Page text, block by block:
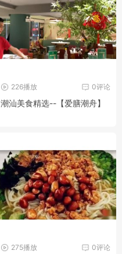
0评论
226播放
潮汕美食精选--【爱膳潮舟】
0评论
275播放